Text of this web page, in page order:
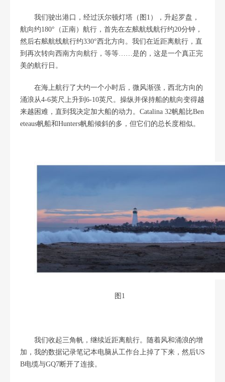
我们驶出港口，经过沃尔顿灯塔（图1），升起罗盘，
航向约180°（正南）航行，首先在左舷航线航行约20分钟，
然后右舷航线航行约330°西北方向。我们在近距离航行，直
到再次转向西南方向航行，等等……是的，这是一个真正完
美的航行日。
在海上航行了大约一个小时后，微风渐强，西北方向的
涌浪从4-6英尺上升到6-10英尺。操纵并保持船的航向变得越
来越困难，直到我决定加大船的动力。Catalina 32帆船比Ben
eteaus帆船和Hunters帆船倾斜的多，但它们的总长度相似。
图1
我们收起三角帆，继续近距离航行。随着风和涌浪的增
加，我的数据记录笔记本电脑从工作台上掉了下来，然后US
B电缆与GQ7断开了连接。